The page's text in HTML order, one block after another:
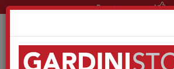
Pronta consegna!